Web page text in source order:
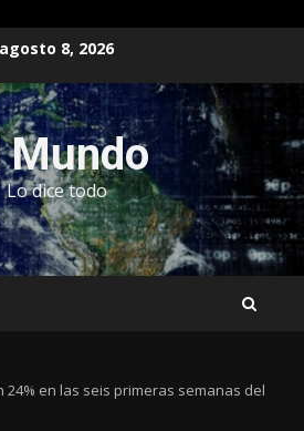
agosto 8, 2026
Mundo
Lo dice todo
24% en las seis primeras semanas del